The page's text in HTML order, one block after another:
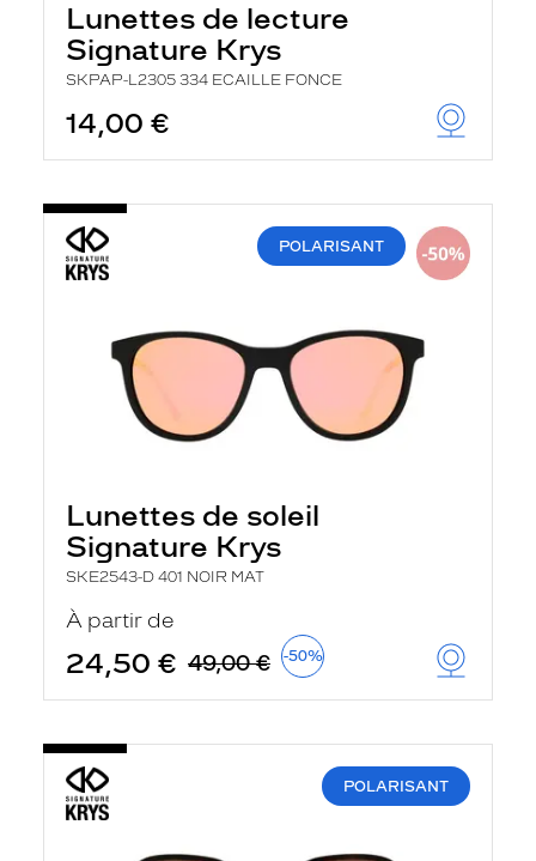
Lunettes de lecture
Signature Krys
SKPAP-L2305 334 ECAILLE FONCE
14,00 €
POLARISANT
Lunettes de soleil
Signature Krys
SKE2543-D 401 NOIR MAT
À partir de
24,50 € 49,00 € -50%
POLARISANT